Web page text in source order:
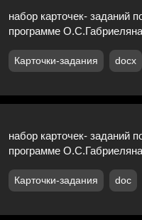
набор карточек- заданий
программе О.С.Габриеляна
Карточки-задания docx
набор карточек- заданий
программе О.С.Габриеляна
Карточки-задания doc